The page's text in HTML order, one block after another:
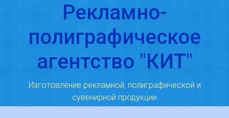
Рекламно-
полиграфическое
агентство "КИТ"
Изготовление рекламной, полиграфической и
сувенирной продукции